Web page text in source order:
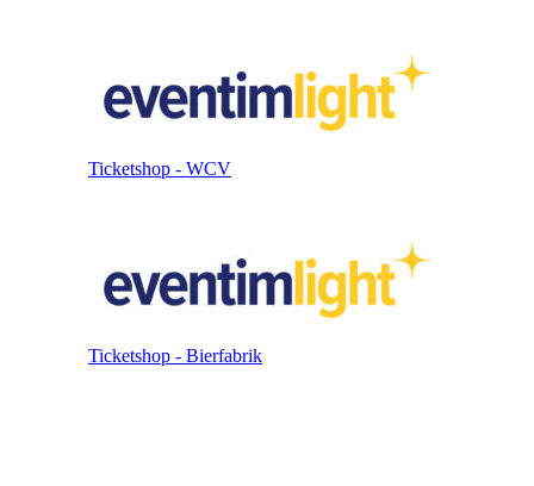
Ticketshop - WCV
Ticketshop - Bierfabrik